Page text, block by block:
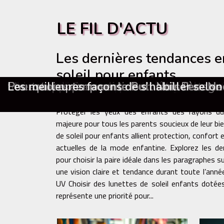
LE FIL D'ACTU
Les dernières tendances
soleil pour enfants
Mardi 8 juillet 2025 03:20
Protéger les yeux des enfants des rayons
majeure pour tous les parents soucieux de leur
de soleil pour enfants allient protection, confort
actuelles de la mode enfantine. Explorez les
pour choisir la paire idéale dans les
une vision claire et tendance durant toute
UV Choisir des lunettes de soleil enfants dotées d’une véritable protection UV
représente une priorité pour...
Exploration des traditions culturelles
Envie de voyager léger ? Cette
Les avantages des achats de
Comment choisir le bon cirage pour
L'impact des bijoux artisanaux sur le
Comment intégrer des accessoires
Comment choisir son type de yoga selon
Comment choisir les meilleures
Les tendances déco pour transformer
Comment l'intersectionnalité façonne le
L'histoire de la maroquinerie :
Pourquoi personnaliser les vêtements
titre temporaire
Les astuces pour sentir bon sans
Pourquoi opter pour le Pull Noir Père
Les meilleures façons de s’habiller